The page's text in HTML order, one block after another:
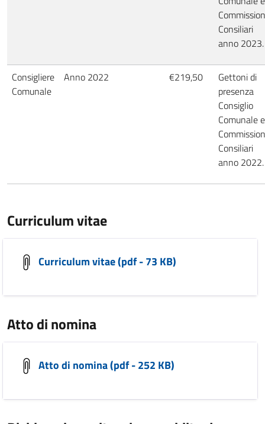
Consiliari
anno 2023.
Consigliere
Comunale
Anno 2022 €219,50
Gettoni di
presenza
Consiglio
Comunale e
Consiliari
anno 2022.
Curriculum vitae
Curriculum vitae (pdf - 73 KB)
Atto di nomina
Atto di nomina (pdf - 252 KB)